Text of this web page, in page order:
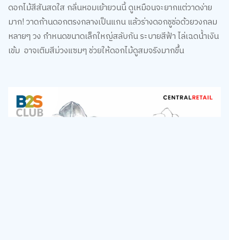
มาก! วาดก้านดอกตรงกลางเป็นแกน แล้วร่างดอกชูช่อด้วยวงกลม
หลายๆ วง กำหนดขนาดเล็กใหญ่สลับกัน ระบายสีฟ้า ไล่เฉดน้ำเงิน
เข้ม อาจเติมสีม่วงแซมๆ ช่วยให้ดอกไม้ดูสมจริงมากขึ้น